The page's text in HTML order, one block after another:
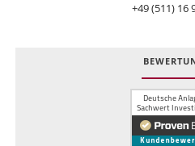
+49 (511) 16